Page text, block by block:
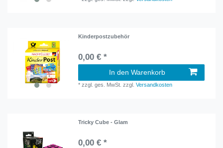
Kinderpostzubehör
0,00 € *
In den Warenkorb
*zzgl. ges. MwSt. zzgl.Versandkosten
Tricky Cube - Glam
0,00 € *